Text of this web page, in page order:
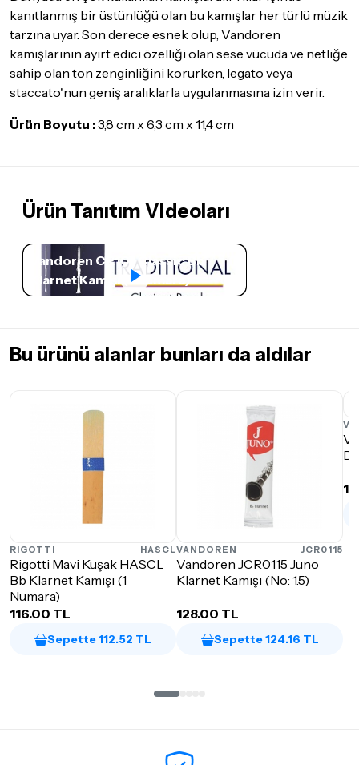
göndermeden önce mutlakaDestekekibimiz ile iletişime
geçerek bilgi veriniz.
İade ve değişim koşulları, ürün kategorilerine göre farklılık
gösterebilir. Lütfen satın almadan önce ilgili ürünün
iade/değişim şartlarını kontrol ettiğinizden emin olun.
Detaylar için
tıklayınız
kanıtlanmış bir üstünlüğü olan bu kamışlar her türlü müzik
tarzına uyar. Son derece esnek olup, Vandoren
kamışlarının ayırt edici özelliği olan sese vücuda ve netliğe
sahip olan ton zenginliğini korurken, legato veya
staccato'nun geniş aralıklarla uygulanmasına izin verir.
Ürün Boyutu :3,8 cm x 6,3 cm x 11,4 cm
Ürün Tanıtım Videoları
Vandoren CR101 Classic Bb
Klarnet Kamışı (1 Numara)
Bu ürünü alanlar bunları da aldılar
RIGOTTI HASCL
Rigotti Mavi Kuşak HASCL
Bb Klarnet Kamışı (1
Numara)
116.00 TL
Sepette 112.52 TL
VANDOREN JCR0115
Vandoren JCR0115 Juno
Klarnet Kamışı (No: 1.5)
128.00 TL
Sepette 124.16 TL